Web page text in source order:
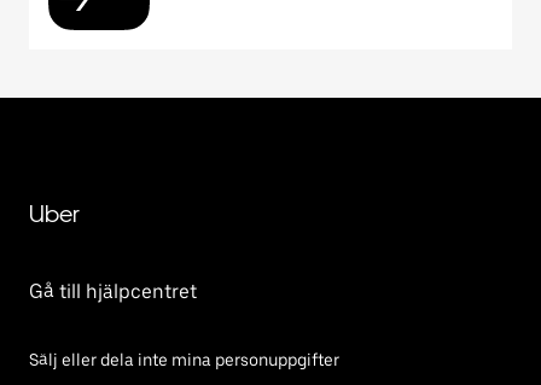
Uber
Gå till hjälpcentret
Sälj eller dela inte mina personuppgifter